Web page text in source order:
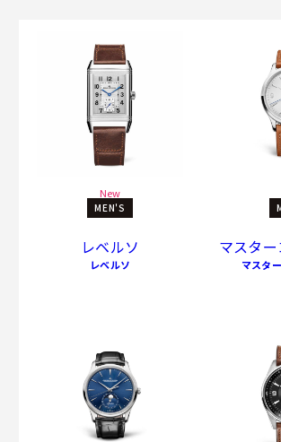
New
MEN'S
レベルソ
レベルソ
マスタ
マスタ